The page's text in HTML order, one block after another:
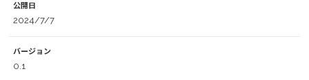
公開日
2024/7/7
バージョン
0.1